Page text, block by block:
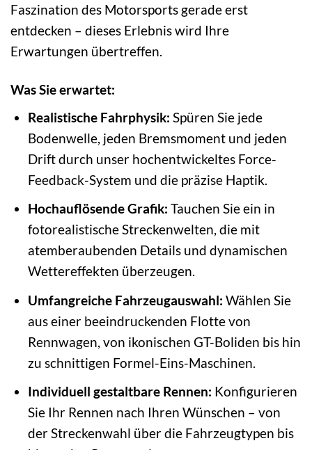
Faszination des Motorsports gerade erst
entdecken – dieses Erlebnis wird Ihre
Erwartungen übertreffen.
Was Sie erwartet:
Realistische Fahrphysik: Spüren Sie jede
Bodenwelle, jeden Bremsmoment und jeden
Drift durch unser hochentwickeltes Force-
Feedback-System und die präzise Haptik.
Hochauflösende Grafik: Tauchen Sie ein in
fotorealistische Streckenwelten, die mit
atemberaubenden Details und dynamischen
Wettereffekten überzeugen.
Umfangreiche Fahrzeugauswahl: Wählen Sie
aus einer beeindruckenden Flotte von
Rennwagen, von ikonischen GT-Boliden bis hin
zu schnittigen Formel-Eins-Maschinen.
Individuell gestaltbare Rennen: Konfigurieren
Sie Ihr Rennen nach Ihren Wünschen – von
der Streckenwahl über die Fahrzeugtypen bis